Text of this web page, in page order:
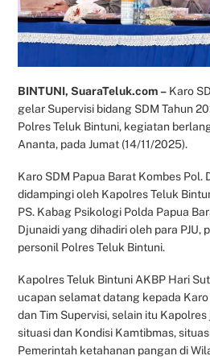
BINTUNI, SuaraTeluk.com – Karo
gelar Supervisi bidang SDM Tahun
Polres Teluk Bintuni, kegiatan
Ananta, pada Jumat (14/11/2025).
Karo SDM Papua Barat Kombes Pol.
didampingi oleh Kapolres Teluk
PS. Kabag Psikologi Polda Papua
Djunaidi yang dihadiri oleh para PJU,
personil Polres Teluk Bintuni.
Kapolres Teluk Bintuni AKBP Hari
ucapan selamat datang kepada
dan Tim Supervisi, selain itu
situasi dan Kondisi Kamtibmas,
Pemerintah ketahanan pangan di